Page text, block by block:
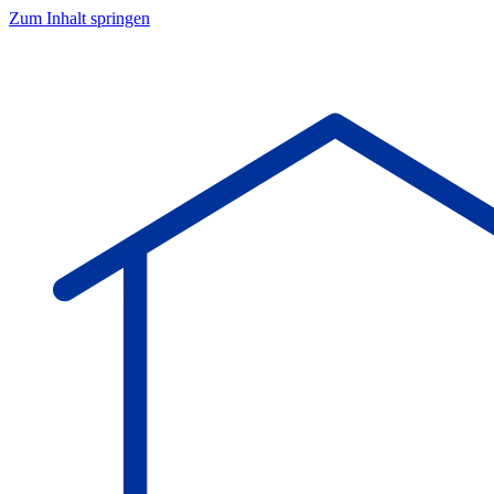
Zum Inhalt springen